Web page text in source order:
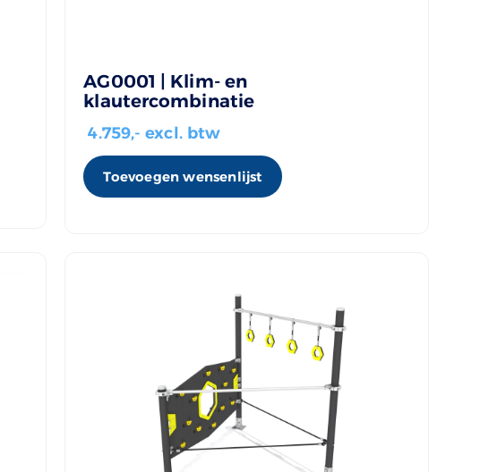
AG0001 | Klim- en
klautercombinatie
4.759,- excl. btw
Toevoegen wensenlijst